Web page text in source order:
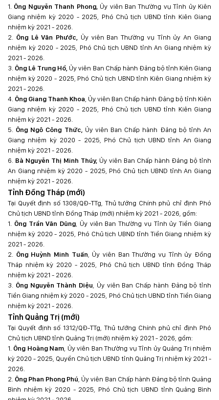
1. Ông Nguyễn Thanh Phong, Ủy viên Ban Thường vụ Tỉnh ủy Kiên
Giang nhiệm kỳ 2020 - 2025, Phó Chủ tịch UBND tỉnh Kiên Giang
nhiệm kỳ 2021 - 2026.
2.
Ông Lê Văn Phước,
Ủy viên Ban Thường vụ Tỉnh ủy An Giang
nhiệm kỳ 2020 - 2025, Phó Chủ tịch UBND tỉnh An Giang nhiệm kỳ
2021 - 2026.
3. Ông Lê Trung Hồ, Ủy viên Ban Chấp hành Đảng bộ tỉnh Kiên Giang
nhiệm kỳ 2020 - 2025, Phó Chủ tịch UBND tỉnh Kiên Giang nhiệm kỳ
2021 - 2026.
4. Ông Giang Thanh Khoa , Ủy viên Ban Chấp hành Đảng bộ tỉnh Kiên
Giang nhiệm kỳ 2020 - 2025, Phó Chủ tịch UBND tỉnh Kiên Giang
nhiệm kỳ 2021 - 2026.
5. Ông Ngô Công Thức,
Ủy viên Ban Chấp hành Đảng bộ tỉnh An
Giang nhiệm kỳ 2020 - 2025, Phó Chủ tịch UBND tỉnh An Giang
nhiệm kỳ 2021 - 2026.
6. Bà Nguyễn Thị Minh Thúy, Ủy viên Ban Chấp hành Đảng bộ tỉnh
An Giang nhiệm kỳ 2020 - 2025, Phó Chủ tịch UBND tỉnh An Giang
nhiệm kỳ 2021 - 2026.
Tỉnh Đồng Tháp (mới)
Tại Quyết định số 1308/QĐ-TTg, Thủ tướng Chính phủ chỉ định Phó
Chủ tịch UBND tỉnh Đồng Tháp (mới) nhiệm kỳ 2021 - 2026, gồm:
1.
Ông Trần Văn Dũng , Ủy viên Ban Thường vụ Tỉnh ủy Tiền Giang
nhiệm kỳ 2020 - 2025, Phó Chủ tịch UBND tỉnh Tiền Giang nhiệm kỳ
2021 - 2026.
2. Ông Huỳnh Minh Tuấn , Ủy viên Ban Thường vụ Tỉnh ủy Đồng
Tháp nhiệm kỳ 2020 - 2025, Phó Chủ tịch UBND tỉnh Đồng Tháp
nhiệm kỳ 2021 - 2026.
3. Ông Nguyễn Thành Diệu , Ủy viên Ban Chấp hành Đảng bộ tỉnh
Tiền Giang nhiệm kỳ 2020 - 2025, Phó Chủ tịch UBND tỉnh Tiền Giang
nhiệm kỳ 2021 - 2026.
Tỉnh Quảng Trị (mới)
Tại Quyết định số 1312/QĐ-TTg, Thủ tướng Chính phủ chỉ định Phó
Chủ tịch UBND tỉnh Quảng Trị (mới) nhiệm kỳ 2021 - 2026, gồm:
1. Ông Hoàng Nam , Ủy viên Ban Thường vụ Tỉnh ủy Quảng Trị nhiệm
kỳ 2020 - 2025, Quyền Chủ tịch UBND tỉnh Quảng Trị nhiệm kỳ 2021 -
2026.
2. Ông Phan Phong Phú , Ủy viên Ban Chấp hành Đảng bộ tỉnh Quảng
Bình nhiệm kỳ 2020 - 2025, Phó Chủ tịch UBND tỉnh Quảng Bình